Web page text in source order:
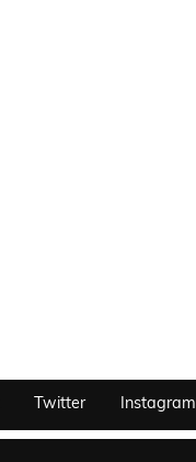
Twitter Instagram